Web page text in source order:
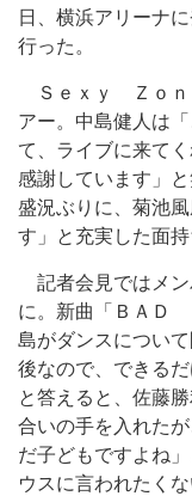
日、横浜アリーナ
行った。
Ｓｅｘｙ Ｚｏｎ
アー。中島健人は
て、ライブに来て
感謝しています」
盛況ぶりに、菊池
す」と充実した面持
記者会見ではメン
に。新曲「ＢＡＤ
島がダンスについ
後なので、できるだ
と答えると、佐藤
合いの手を入れた
だ子どもですよね
ウスに言われたく